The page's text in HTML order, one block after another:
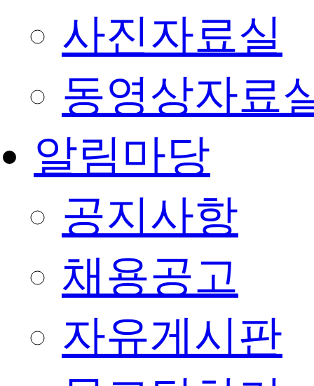
사진자료실
동영상자료
알림마당
공지사항
채용공고
자유게시판